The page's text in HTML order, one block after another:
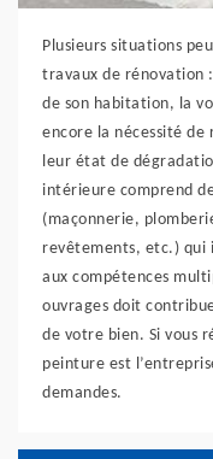
Plusieurs situations
travaux de rénovation
de son habitation, la
encore la nécessité de
leur état de
intérieure comprend
(maçonnerie,
revêtements, etc.) qui
aux compétences
ouvrages doit
de votre bien. Si vous
peinture est
demandes.